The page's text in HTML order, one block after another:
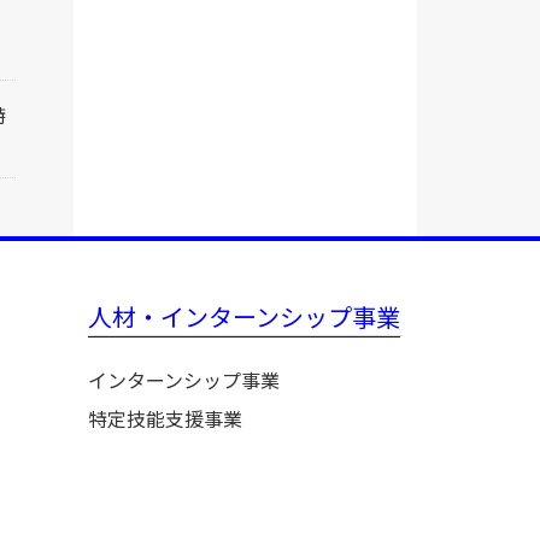
人材・インターンシップ事業
インターンシップ事業
特定技能支援事業